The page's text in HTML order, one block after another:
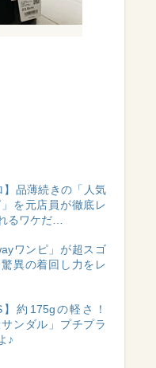
】品薄続きの「人気
を元店員が徹底レ
るワケだ…
ワンピ」が超スゴ
異の着回し力をレ
】約175gの軽さ！
ンダル」プチプラ
♪